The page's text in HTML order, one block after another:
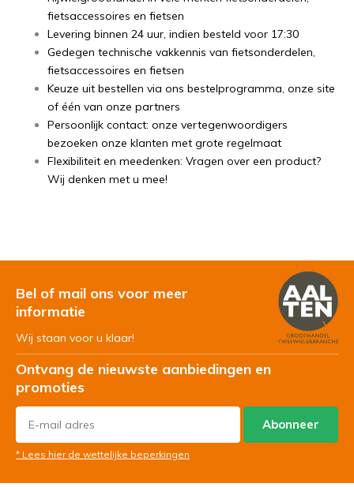
fietsaccessoires en fietsen
Levering binnen 24 uur, indien besteld voor 17:30
Gedegen technische vakkennis van fietsonderdelen,
fietsaccessoires en fietsen
Keuze uit bestellen via ons bestelprogramma, onze site
of één van onze partners
Persoonlijk contact: onze vertegenwoordigers
bezoeken onze klanten met grote regelmaat
Flexibiliteit en meedenken: Vragen over een product?
Wij denken met u mee!
Bel of mail ons voor meer
informatie
Wij staan voor u klaar!
Ontvang de nieuwste aanbiedingen en
promoties
Abonneer
* Lees hier de wettelijke beperkingen